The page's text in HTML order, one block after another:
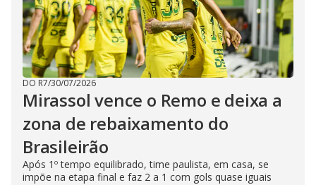
DO R7/30/07/2026
Mirassol vence o Remo e deixa a
zona de rebaixamento do
Brasileirão
Após 1º tempo equilibrado, time paulista, em casa, se
impõe na etapa final e faz 2 a 1 com gols quase iguais